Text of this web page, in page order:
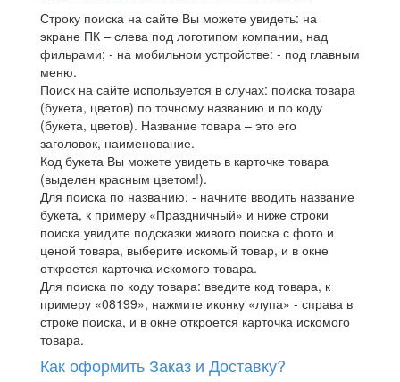
Строку поиска на сайте Вы можете увидеть: на
экране ПК – слева под логотипом компании, над
фильрами; - на мобильном устройстве: - под главным
меню.
Поиск на сайте используется в случах: поиска товара
(букета, цветов) по точному названию и по коду
(букета, цветов). Название товара – это его
заголовок, наименование.
Код букета Вы можете увидеть в карточке товара
(выделен красным цветом!).
Для поиска по названию: - начните вводить название
букета, к примеру «Праздничный» и ниже строки
поиска увидите подсказки живого поиска с фото и
ценой товара, выберите искомый товар, и в окне
откроется карточка искомого товара.
Для поиска по коду товара: введите код товара, к
примеру «08199», нажмите иконку «лупа» - справа в
строке поиска, и в окне откроется карточка искомого
товара.
Как оформить Заказ и Доставку?